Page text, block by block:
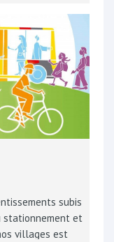
formulées il y a
volontairement
plus en plus
La mémoire
à…
subis
stationnement et
villages est